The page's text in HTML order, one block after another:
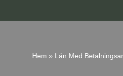
innehållHem » Lån Med